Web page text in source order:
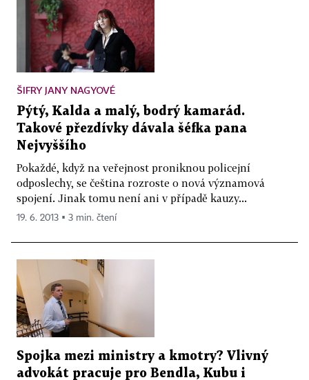
ŠIFRY JANY NAGYOVÉ
Pýtý, Kalda a malý, bodrý kamarád.
Takové přezdívky dávala šéfka pana
Nejvyššího
Pokaždé, když na veřejnost proniknou policejní
odposlechy, se čeština rozroste o nová významová
spojení. Jinak tomu není ani v případě kauzy...
19. 6. 2013 ▪ 3 min. čtení
Spojka mezi ministry a kmotry? Vlivný
advokát pracuje pro Bendla, Kubu i